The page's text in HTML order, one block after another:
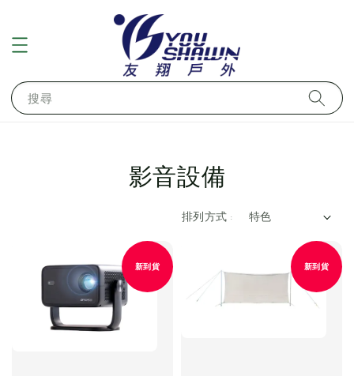
搜尋
影音設備
排列方式 :
新到貨 新到貨